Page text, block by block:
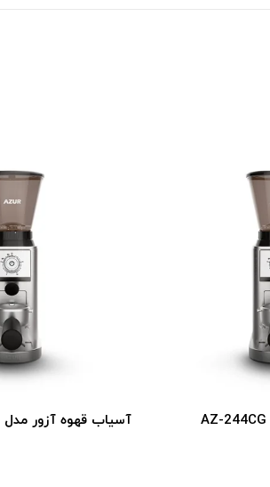
آسیاب قهوه آزور مدل AZ-244CG